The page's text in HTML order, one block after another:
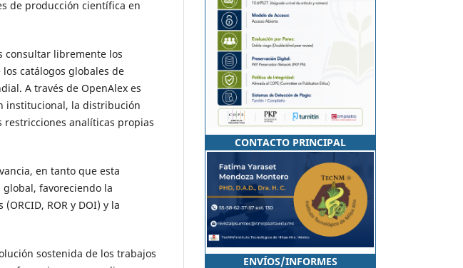
de producción científica en
consultar libremente los
catálogos globales de
A través de OpenAlex es
institucional, la distribución
analíticas propias
en tanto que esta
favoreciendo la
ROR y DOI) y la
sostenida de los trabajos
CONTACTO PRINCIPAL
ENVÍOS/INFORMES